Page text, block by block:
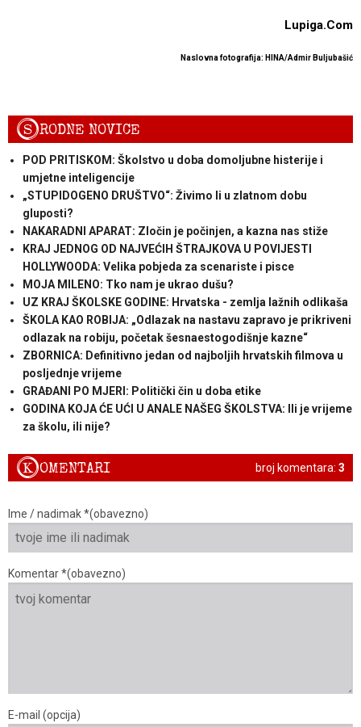
Lupiga.Com
Naslovna fotografija: HINA/Admir Buljubašić
SRODNE NOVICE
POD PRITISKOM: Školstvo u doba domoljubne histerije i
umjetne inteligencije
„STUPIDOGENO DRUŠTVO“: Živimo li u zlatnom dobu
gluposti?
NAKARADNI APARAT: Zločin je počinjen, a kazna nas stiže
KRAJ JEDNOG OD NAJVEĆIH ŠTRAJKOVA U POVIJESTI
HOLLYWOODA: Velika pobjeda za scenariste i pisce
MOJA MILENO: Tko nam je ukrao dušu?
UZ KRAJ ŠKOLSKE GODINE: Hrvatska - zemlja lažnih odlikaša
ŠKOLA KAO ROBIJA: „Odlazak na nastavu zapravo je prikriveni
odlazak na robiju, početak šesnaestogodišnje kazne“
ZBORNICA: Definitivno jedan od najboljih hrvatskih filmova u
posljednje vrijeme
GRAĐANI PO MJERI: Politički čin u doba etike
GODINA KOJA ĆE UĆI U ANALE NAŠEG ŠKOLSTVA: Ili je vrijeme
za školu, ili nije?
broj komentara: 3
KOMENTARI
Ime / nadimak *(obavezno)
Komentar *(obavezno)
E-mail (opcija)